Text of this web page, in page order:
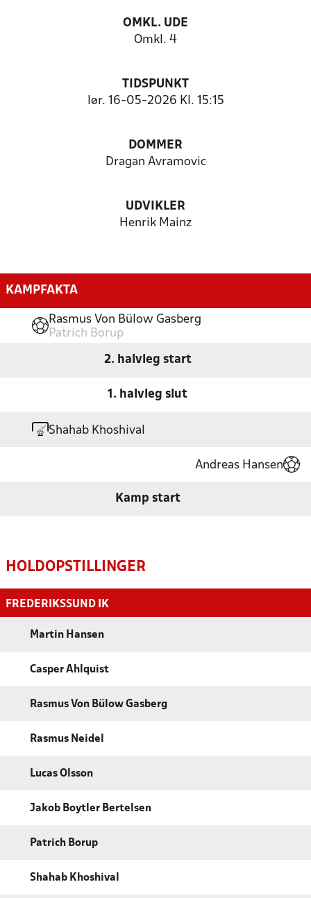
OMKL. UDE
Omkl. 4
TIDSPUNKT
lør. 16-05-2026 Kl. 15:15
DOMMER
Dragan Avramovic
UDVIKLER
Henrik Mainz
KAMPFAKTA
Rasmus Von Bülow Gasberg
Patrich Borup
2. halvleg start
1. halvleg slut
Shahab Khoshival
Andreas Hansen
Kamp start
HOLDOPSTILLINGER
FREDERIKSSUND IK
Martin Hansen
Casper Ahlquist
Rasmus Von Bülow Gasberg
Rasmus Neidel
Lucas Olsson
Jakob Boytler Bertelsen
Patrich Borup
Shahab Khoshival